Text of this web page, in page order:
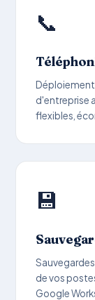
📞
d'entreprise
flexibles,
💾
de vos
Google